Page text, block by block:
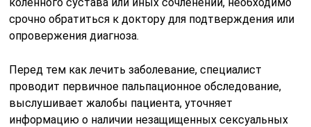
срочно обратиться к доктору для подтверждения или
опровержения диагноза.
Перед тем как лечить заболевание, специалист
проводит первичное пальпационное обследование,
выслушивает жалобы пациента, уточняет
информацию о наличии незащищенных сексуальных